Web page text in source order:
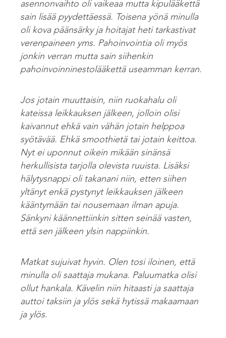
asennonvaihto oli vaikeaa mutta kipulääkettä
sain lisää pyydettäessä. Toisena yönä minulla
oli kova päänsärky ja hoitajat heti tarkastivat
verenpaineen yms. Pahoinvointia oli myös
jonkin verran mutta sain siihenkin
pahoinvoinninestolääkettä useamman kerran.
Jos jotain muuttaisin, niin ruokahalu oli
kateissa leikkauksen jälkeen, jolloin olisi
kaivannut ehkä vain vähän jotain helppoa
syötävää. Ehkä smoothietä tai jotain keittoa.
Nyt ei uponnut oikein mikään sinänsä
herkullisista tarjolla olevista ruuista. Lisäksi
hälytysnappi oli takanani niin, etten siihen
yltänyt enkä pystynyt leikkauksen jälkeen
kääntymään tai nousemaan ilman apuja.
Sänkyni käännettiinkin sitten seinää vasten,
että sen jälkeen ylsin nappiinkin.
Matkat sujuivat hyvin. Olen tosi iloinen, että
minulla oli saattaja mukana. Paluumatka olisi
ollut hankala. Kävelin niin hitaasti ja saattaja
auttoi taksiin ja ylös sekä hytissä makaamaan
ja ylös.